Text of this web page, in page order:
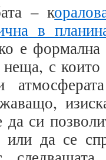
– к
в
е формална
с които
си
да се